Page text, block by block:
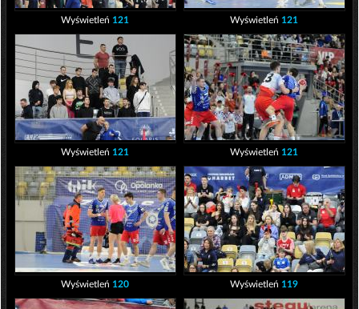
Wyświetleń 121 Wyświetleń 121
Wyświetleń 121 Wyświetleń 121
Wyświetleń 120 Wyświetleń 119